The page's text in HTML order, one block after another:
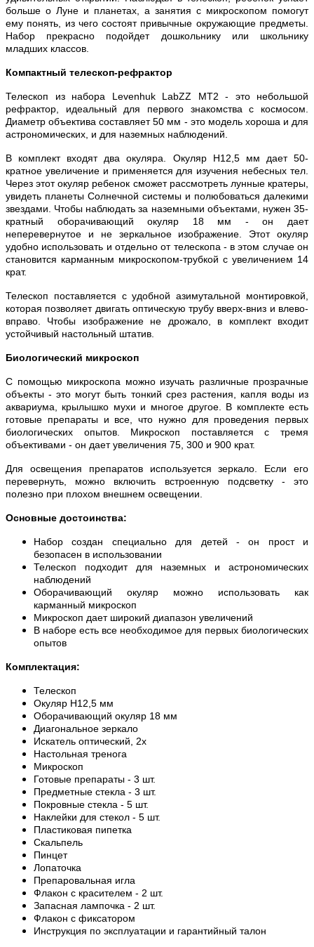
больше о Луне и планетах, а занятия с микроскопом помогут
ему понять, из чего состоят привычные окружающие предметы.
Набор прекрасно подойдет дошкольнику или школьнику
младших классов.
Компактный телескоп-рефрактор
Телескоп из набора Levenhuk LabZZ MT2 - это небольшой
рефрактор, идеальный для первого знакомства с космосом.
Диаметр объектива составляет 50 мм - это модель хороша и для
астрономических, и для наземных наблюдений.
В комплект входят два окуляра. Окуляр H12,5 мм дает 50-
кратное увеличение и применяется для изучения небесных тел.
Через этот окуляр ребенок сможет рассмотреть лунные кратеры,
увидеть планеты Солнечной системы и полюбоваться далекими
звездами. Чтобы наблюдать за наземными объектами, нужен 35-
кратный оборачивающий окуляр 18 мм - он дает
неперевернутое и не зеркальное изображение. Этот окуляр
удобно использовать и отдельно от телескопа - в этом случае он
становится карманным микроскопом-трубкой с увеличением 14
крат.
Телескоп поставляется с удобной азимутальной монтировкой,
которая позволяет двигать оптическую трубу вверх-вниз и влево-
вправо. Чтобы изображение не дрожало, в комплект входит
устойчивый настольный штатив.
Биологический микроскоп
С помощью микроскопа можно изучать различные прозрачные
объекты - это могут быть тонкий срез растения, капля воды из
аквариума, крылышко мухи и многое другое. В комплекте есть
готовые препараты и все, что нужно для проведения первых
биологических опытов. Микроскоп поставляется с тремя
объективами - он дает увеличения 75, 300 и 900 крат.
Для освещения препаратов используется зеркало. Если его
перевернуть, можно включить встроенную подсветку - это
полезно при плохом внешнем освещении.
Основные достоинства:
Набор создан специально для детей - он прост и
безопасен в использовании
Телескоп подходит для наземных и астрономических
наблюдений
Оборачивающий окуляр можно использовать как
карманный микроскоп
Микроскоп дает широкий диапазон увеличений
В наборе есть все необходимое для первых биологических
опытов
Комплектация:
Телескоп
Окуляр H12,5 мм
Оборачивающий окуляр 18 мм
Диагональное зеркало
Искатель оптический, 2x
Настольная тренога
Микроскоп
Готовые препараты - 3 шт.
Предметные стекла - 3 шт.
Покровные стекла - 5 шт.
Наклейки для стекол - 5 шт.
Пластиковая пипетка
Скальпель
Пинцет
Лопаточка
Препаровальная игла
Флакон с красителем - 2 шт.
Запасная лампочка - 2 шт.
Флакон с фиксатором
Инструкция по эксплуатации и гарантийный талон